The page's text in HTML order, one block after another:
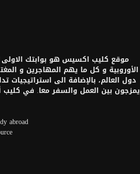
موقع كليب اكسيس هو بوابتك الاولى
الأوروبية و كل ما يهم المهاجرين و
دول العالم، بالإضافة الى
يمزجون بين العمل والسفر معا. في
abroad